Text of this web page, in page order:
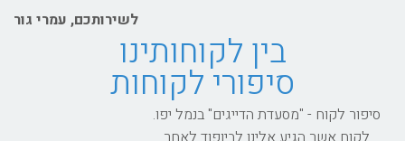
לשירותכם, עמרי גור
בין לקוחותינו
סיפורי לקוחות
סיפור לקוח - "מסעדת הדייגים" בנמל יפו.